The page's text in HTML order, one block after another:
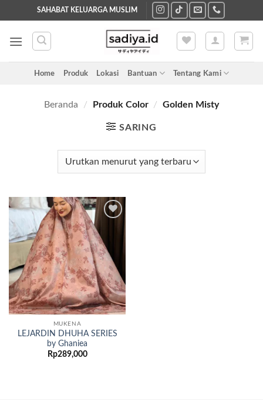
to
content
SAHABAT KELUARGA MUSLIM
Home Produk Lokasi Bantuan Tentang Kami
Beranda / Produk Color / Golden Misty
SARING
wishlist
MUKENA
LEJARDIN DHUHA SERIES
by Ghaniea
Rp289,000